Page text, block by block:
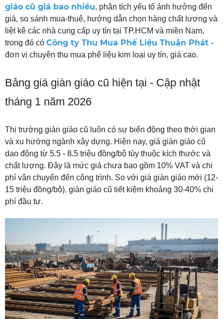
giáo cũ giá bao nhiêu, phân tích yếu tố ảnh hưởng đến
giá, so sánh mua-thuê, hướng dẫn chọn hàng chất lượng và
liệt kê các nhà cung cấp uy tín tại TP.HCM và miền Nam,
trong đó có Công ty Thu Mua Phế Liệu Thuận Phát -
đơn vị chuyên thu mua phế liệu kim loại uy tín, giá cao.
Bảng giá giàn giáo cũ hiện tại - Cập nhật
tháng 1 năm 2026
Thị trường giàn giáo cũ luôn có sự biến động theo thời gian
và xu hướng ngành xây dựng. Hiện nay, giá giàn giáo cũ
dao động từ 5.5 - 8.5 triệu đồng/bộ tùy thuộc kích thước và
chất lượng. Đây là mức giá chưa bao gồm 10% VAT và chi
phí vận chuyển đến công trình. So với giá giàn giáo mới (12-
15 triệu đồng/bộ), giàn giáo cũ tiết kiệm khoảng 30-40% chi
phí đầu tư.